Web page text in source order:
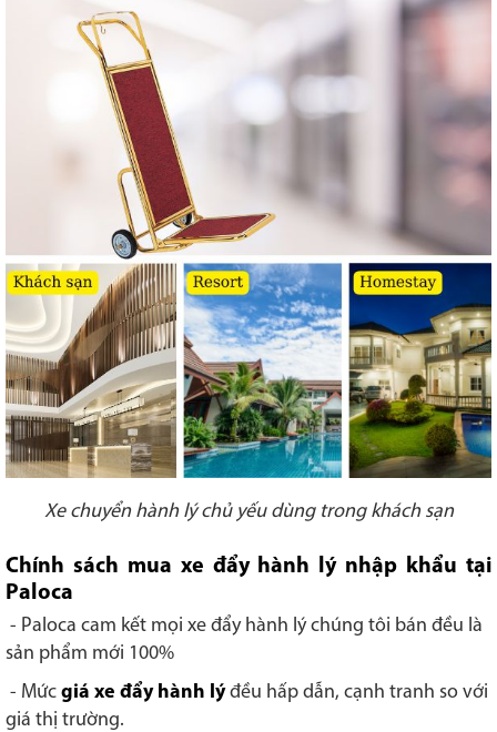
Xe chuyển hành lý chủ yếu dùng trong khách sạn
Chính sách mua xe đẩy hành lý nhập khẩu tại
Paloca
- Paloca cam kết mọi xe đẩy hành lý chúng tôi bán đều là
sản phẩm mới 100%
- Mức giá xe đẩy hành lýđều hấp dẫn, cạnh tranh so với
giá thị trường.